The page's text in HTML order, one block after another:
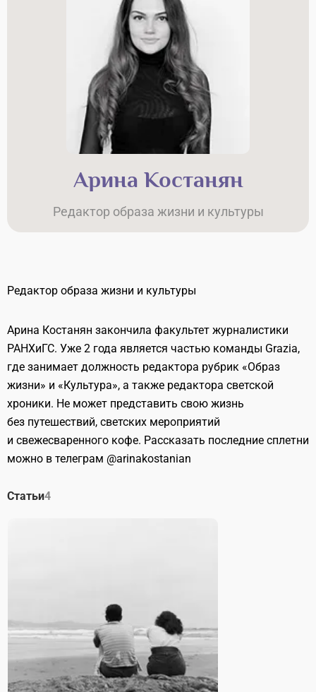
Арина Костанян
Редактор образа жизни и культуры
Редактор образа жизни и культуры
Арина Костанян закончила факультет журналистики
РАНХиГС. Уже 2 года является частью команды Grazia,
где занимает должность редактора рубрик «Образ
жизни» и «Культура», а также редактора светской
хроники. Не может представить свою жизнь
без путешествий, светских мероприятий
и свежесваренного кофе. Рассказать последние сплетни
можно в телеграм @arinakostanian
Статьи4